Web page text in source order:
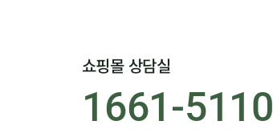
쇼핑몰 상담실
1661-5110